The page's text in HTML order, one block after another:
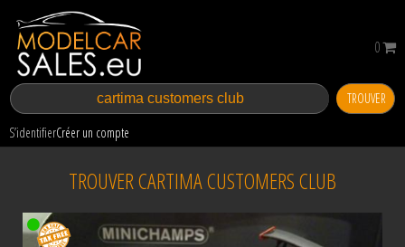
TROUVER
S’identifierCréer un compte
0
TROUVER CARTIMA CUSTOMERS CLUB